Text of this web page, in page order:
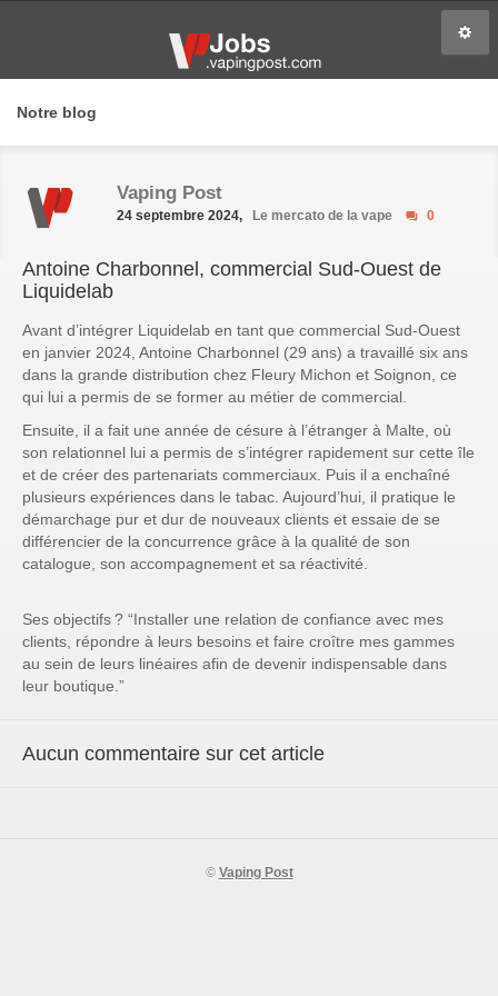
Notre blog
Vaping Post
24 septembre 2024, Le mercato de la vape 0
Antoine Charbonnel, commercial Sud-Ouest de
Liquidelab
Avant d’intégrer Liquidelab en tant que commercial Sud-Ouest
en janvier 2024, Antoine Charbonnel (29 ans) a travaillé six ans
dans la grande distribution chez Fleury Michon et Soignon, ce
qui lui a permis de se former au métier de commercial.
Ensuite, il a fait une année de césure à l’étranger à Malte, où
son relationnel lui a permis de s’intégrer rapidement sur cette île
et de créer des partenariats commerciaux. Puis il a enchaîné
plusieurs expériences dans le tabac. Aujourd’hui, il pratique le
démarchage pur et dur de nouveaux clients et essaie de se
différencier de la concurrence grâce à la qualité de son
catalogue, son accompagnement et sa réactivité.
Ses objectifs ? “Installer une relation de confiance avec mes
clients, répondre à leurs besoins et faire croître mes gammes
au sein de leurs linéaires afin de devenir indispensable dans
leur boutique.”
Aucun commentaire sur cet article
© Vaping Post